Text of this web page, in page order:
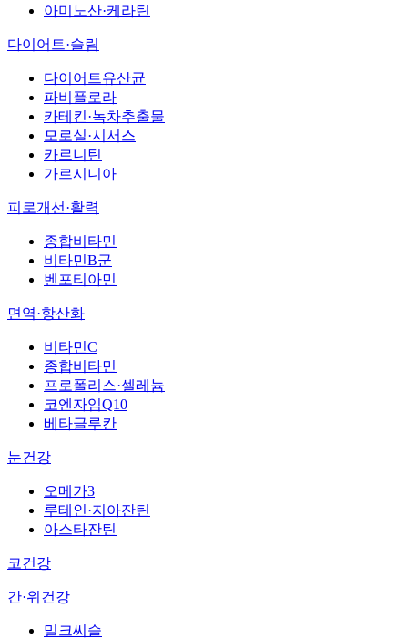
아미노산·케라틴
다이어트·슬림
다이어트유산균
파비플로라
카테킨·녹차추출물
모로실·시서스
카르니틴
가르시니아
피로개선·활력
종합비타민
비타민B군
벤포티아민
면역·항산화
비타민C
종합비타민
프로폴리스·셀레늄
코엔자임Q10
베타글루칸
눈건강
오메가3
루테인·지아잔틴
아스타잔틴
코건강
간·위건강
밀크씨슬